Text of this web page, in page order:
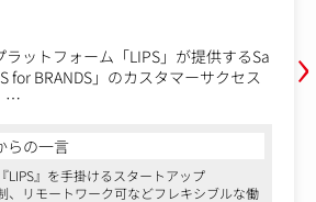
ットフォーム「LIPS」が提供するSa
for BRANDS」のカスタマーサクセス
ツールの活用支援にとどまらず、美容
ィング成果を最大化するパートナーと
施策実行・改善まで一貫して伴走して
らの一言
』を手掛けるスタートアップ
リモートワーク可などフレキシブルな働
›